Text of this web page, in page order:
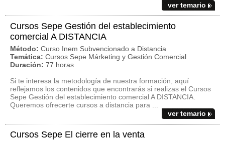
ver temario
Cursos Sepe Gestión del establecimiento
comercial A DISTANCIA
Método: Curso Inem Subvencionado a Distancia
Temática: Cursos Sepe Márketing y Gestión Comercial
Duración: 77 horas
Si te interesa la metodología de nuestra formación, aquí
reflejamos los contenidos que encontrarás si realizas el Cursos
Sepe Gestión del establecimiento comercial A DISTANCIA.
Queremos ofrecerte cursos a distancia para ...
ver temario
Cursos Sepe El cierre en la venta